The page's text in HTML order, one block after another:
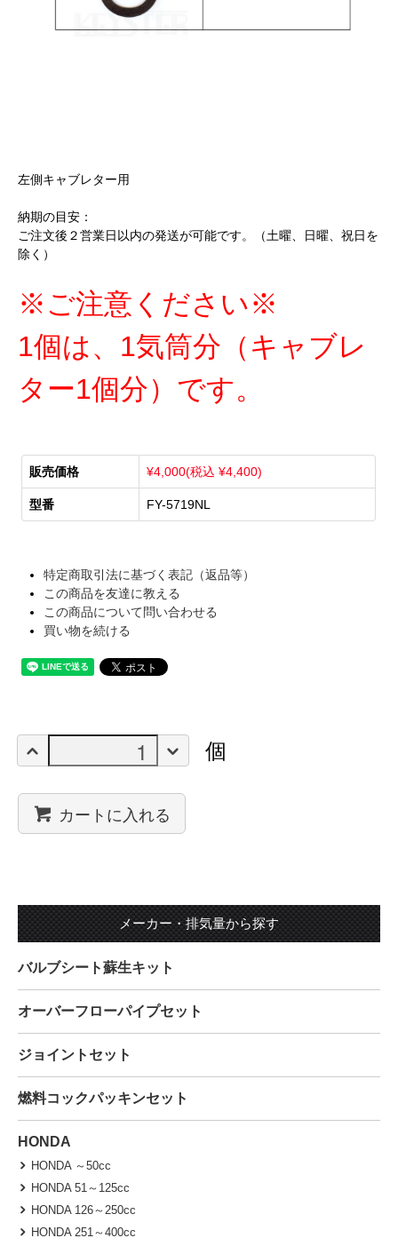
左側キャブレター用
納期の目安：
ご注文後２営業日以内の発送が可能です。（土曜、日曜、祝日を
除く）
※ご注意ください※
1個は、1気筒分（キャブレ
ター1個分）です。
販売価格 ¥4,000(税込 ¥4,400)
型番 FY-5719NL
特定商取引法に基づく表記（返品等）
この商品を友達に教える
この商品について問い合わせる
買い物を続ける
個
カートに入れる
メーカー・排気量から探す
バルブシート蘇生キット
オーバーフローパイプセット
ジョイントセット
燃料コックパッキンセット
HONDA
HONDA ～50cc
HONDA 51～125cc
HONDA 126～250cc
HONDA 251～400cc